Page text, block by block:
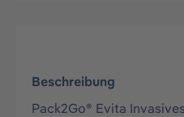
Beschreibung
Pack2Go® Evita